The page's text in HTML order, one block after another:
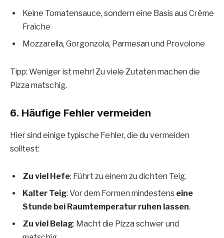
Keine Tomatensauce, sondern eine Basis aus Crème
Fraîche
Mozzarella, Gorgonzola, Parmesan und Provolone
Tipp: Weniger ist mehr! Zu viele Zutaten machen die
Pizza matschig.
6. Häufige Fehler vermeiden
Hier sind einige typische Fehler, die du vermeiden
solltest:
Zu viel Hefe: Führt zu einem zu dichten Teig.
Kalter Teig: Vor dem Formen mindestens eine
Stunde bei Raumtemperatur ruhen lassen.
Zu viel Belag: Macht die Pizza schwer und